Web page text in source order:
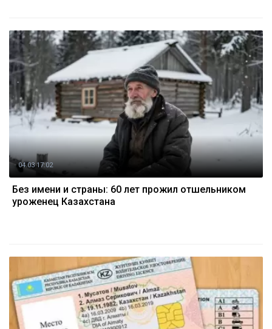
04.03 17:02
Без имени и страны: 60 лет прожил отшельником
уроженец Казахстана